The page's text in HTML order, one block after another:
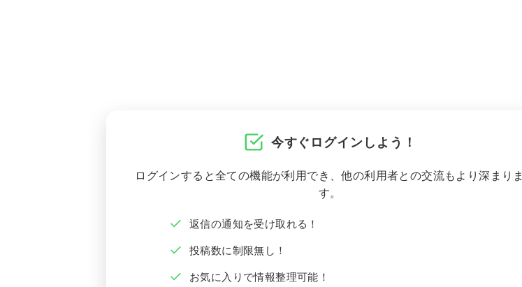
今すぐログインしよう！
ログインすると全ての機能が利用でき、他の利用者との交流もより深まりま
す。
返信の通知を受け取れる！
投稿数に制限無し！
お気に入りで情報整理可能！